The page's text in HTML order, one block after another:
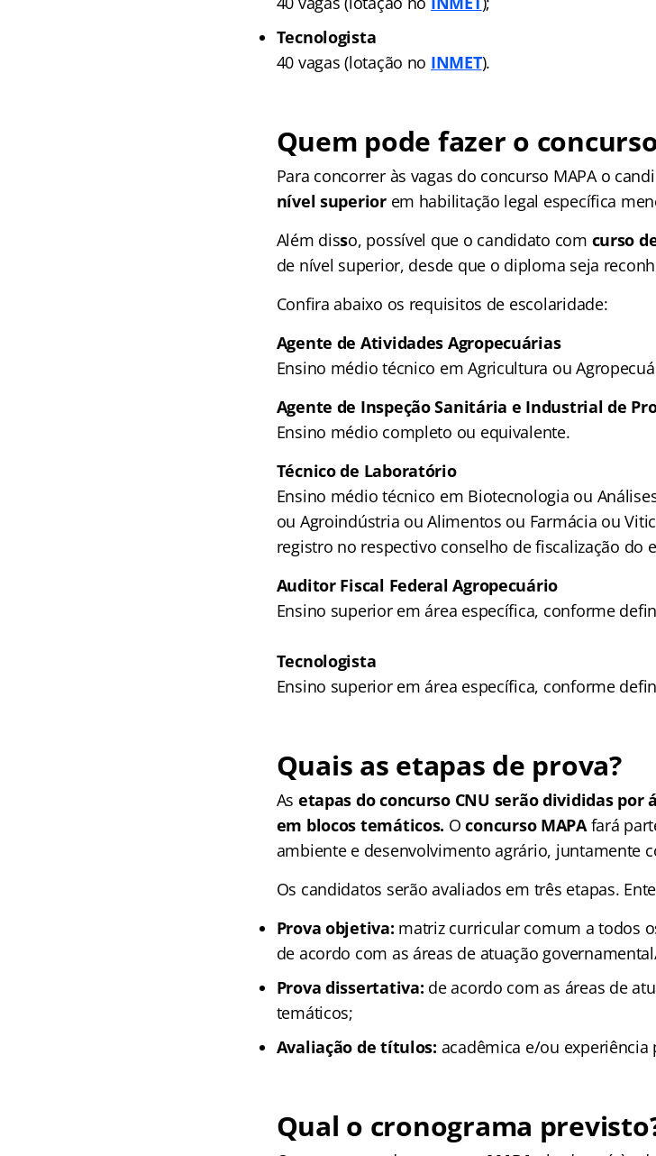
Tecnologista
40 vagas (lotação no INMET).
Quem pode fazer o
Para concorrer às vagas do concurso MAPA o
nível superior em habilitação legal específica
Além disso, possível que o candidato com curso
de nível superior, desde que o diploma seja
Confira abaixo os requisitos de escolaridade:
Agente de Atividades Agropecuárias
Ensino médio técnico em Agricultura ou
Agente de Inspeção Sanitária e Industrial de
Ensino médio completo ou equivalente.
Técnico de Laboratório
Ensino médio técnico em Biotecnologia ou
ou Agroindústria ou Alimentos ou Farmácia ou
registro no respectivo conselho de fiscalização do
Auditor Fiscal Federal Agropecuário
Ensino superior em área específica, conforme
Tecnologista
Ensino superior em área específica, conforme
Quais as etapas de prova?
As etapas do concurso CNU serão divididas
em blocos temáticos. Oconcurso MAPAfará
ambiente e desenvolvimento agrário, juntamente
Os candidatos serão avaliados em três etapas.
Prova objetiva: matriz curricular comum a todos
de acordo com as áreas de atuação
Prova dissertativa: de acordo com as áreas de
temáticos;
Avaliação de títulos: acadêmica e/ou
Qual o cronograma